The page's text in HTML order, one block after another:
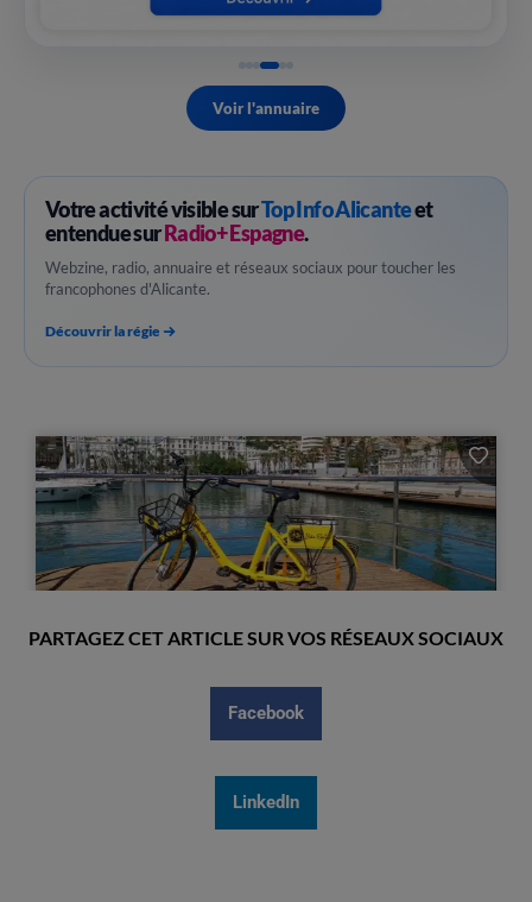
Voir l'annuaire
Votre activité visible surTop Info Alicanteet
entendue surRadio+ Espagne.
Webzine, radio, annuaire et réseaux sociaux pour toucher les
francophones d'Alicante.
Découvrir la régie
PARTAGEZ CET ARTICLE SUR VOS RÉSEAUX SOCIAUX
Facebook
LinkedIn